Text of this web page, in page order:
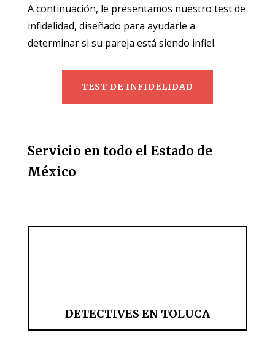
A continuación, le presentamos nuestro test de
infidelidad, diseñado para ayudarle a
determinar si su pareja está siendo infiel.
TEST DE INFIDELIDAD
Servicio en todo el Estado de
México
DETECTIVES EN TOLUCA